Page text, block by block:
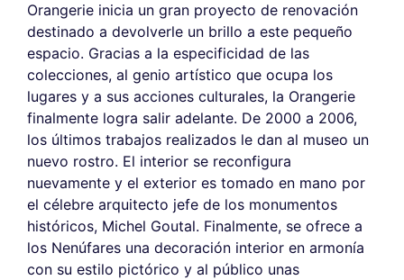
Orangerie inicia un gran proyecto de renovación
destinado a devolverle un brillo a este pequeño
espacio. Gracias a la especificidad de las
colecciones, al genio artístico que ocupa los
lugares y a sus acciones culturales, la Orangerie
finalmente logra salir adelante. De 2000 a 2006,
los últimos trabajos realizados le dan al museo un
nuevo rostro. El interior se reconfigura
nuevamente y el exterior es tomado en mano por
el célebre arquitecto jefe de los monumentos
históricos, Michel Goutal. Finalmente, se ofrece a
los Nenúfares una decoración interior en armonía
con su estilo pictórico y al público unas